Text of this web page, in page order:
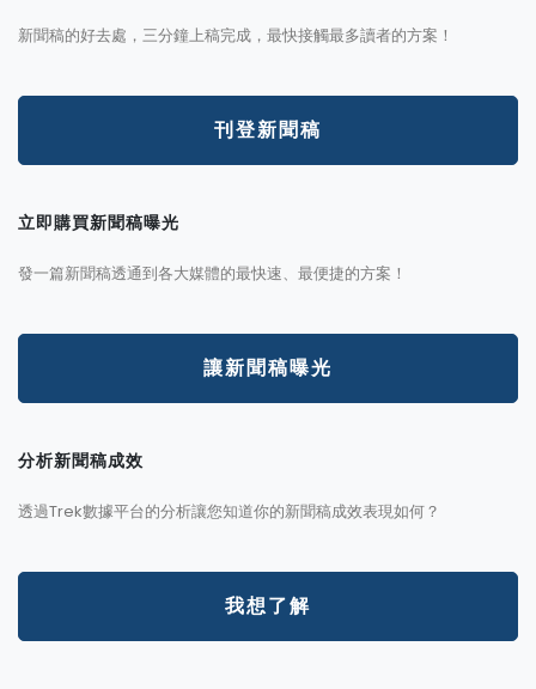
新聞稿的好去處，三分鐘上稿完成，最快接觸最多讀者的方案！
刊登新聞稿
立即購買新聞稿曝光
發一篇新聞稿透通到各大媒體的最快速、最便捷的方案！
讓新聞稿曝光
分析新聞稿成效
透過Trek數據平台的分析讓您知道你的新聞稿成效表現如何？
我想了解